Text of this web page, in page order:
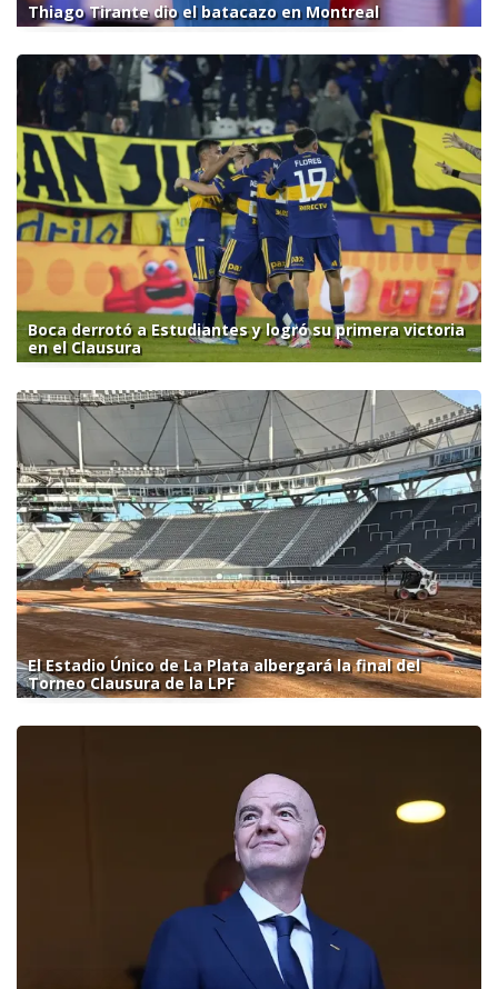
Thiago Tirante dio el batacazo en Montreal
Boca derrotó a Estudiantes y logró su primera victoria
en el Clausura
El Estadio Único de La Plata albergará la final del
Torneo Clausura de la LPF